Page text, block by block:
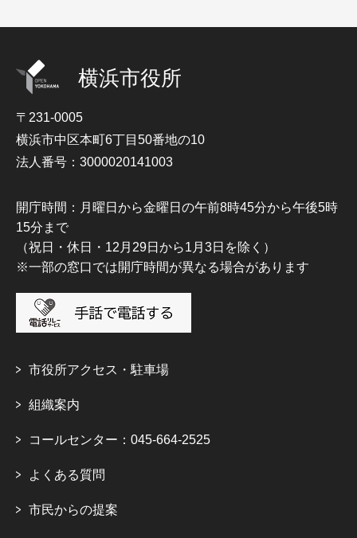
横浜市役所
〒231-0005
横浜市中区本町6丁目50番地の10
法人番号：3000020141003
開庁時間：月曜日から金曜日の午前8時45分から午後5時
15分まで
（祝日・休日・12月29日から1月3日を除く）
※一部の窓口では開庁時間が異なる場合があります
市役所アクセス・駐車場
組織案内
コールセンター：045-664-2525
よくある質問
市民からの提案